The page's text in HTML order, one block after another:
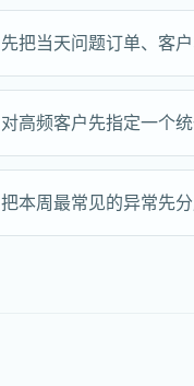
先把当天问题订单、客
对高频客户先指定一个
把本周最常见的异常先